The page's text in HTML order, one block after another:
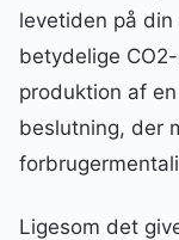
levetiden på
betydelige
produktion af
beslutning, der
Ligesom det